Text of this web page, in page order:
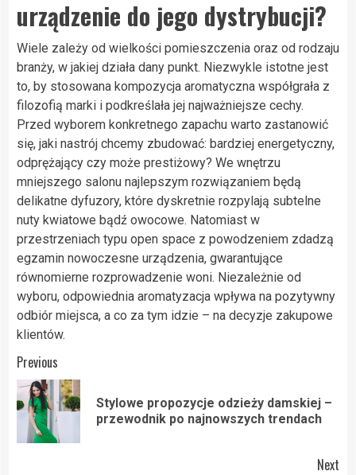
urządzenie do jego dystrybucji?
Wiele zależy od wielkości pomieszczenia oraz od rodzaju
branży, w jakiej działa dany punkt. Niezwykle istotne jest
to, by stosowana kompozycja aromatyczna współgrała z
filozofią marki i podkreślała jej najważniejsze cechy.
Przed wyborem konkretnego zapachu warto zastanowić
się, jaki nastrój chcemy zbudować: bardziej energetyczny,
odprężający czy może prestiżowy? We wnętrzu
mniejszego salonu najlepszym rozwiązaniem będą
delikatne dyfuzory, które dyskretnie rozpylają subtelne
nuty kwiatowe bądź owocowe. Natomiast w
przestrzeniach typu open space z powodzeniem zdadzą
egzamin nowoczesne urządzenia, gwarantujące
równomierne rozprowadzenie woni. Niezależnie od
wyboru, odpowiednia aromatyzacja wpływa na pozytywny
odbiór miejsca, a co za tym idzie – na decyzje zakupowe
klientów.
Post
navigation
Previous
Stylowe propozycje odzieży damskiej –
przewodnik po najnowszych trendach
Next